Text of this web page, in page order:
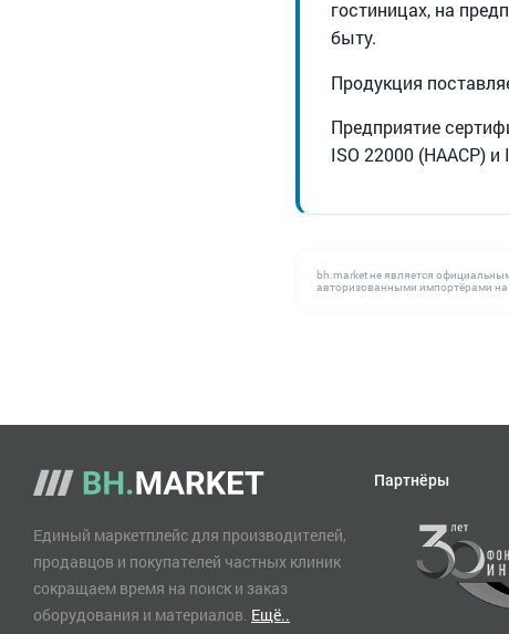
гостиницах, на
быту.
Продукция
Предприятие
ISO 22000 (HAACP) и
bh.market не является
авторизованными импортёрами на
Единый маркетплейс для производителей,
продавцов и покупателей частных клиник
сокращаем время на поиск и заказ
оборудования и материалов. Ещё..
Партнёры